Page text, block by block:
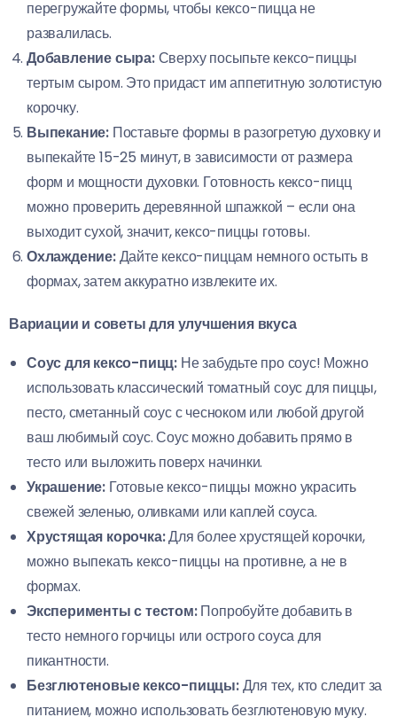
перегружайте формы, чтобы кексо-пицца не
развалилась.
Добавление сыра:Сверху посыпьте кексо-пиццы
тертым сыром. Это придаст им аппетитную золотистую
корочку.
Выпекание: Поставьте формы в разогретую духовку и
выпекайте 15-25 минут, в зависимости от размера
форм и мощности духовки. Готовность кексо-пицц
можно проверить деревянной шпажкой – если она
выходит сухой, значит, кексо-пиццы готовы.
Охлаждение:Дайте кексо-пиццам немного остыть в
формах, затем аккуратно извлеките их.
Вариации и советы для улучшения вкуса
Соус для кексо-пицц: Не забудьте про соус! Можно
использовать классический томатный соус для пиццы,
песто, сметанный соус с чесноком или любой другой
ваш любимый соус. Соус можно добавить прямо в
тесто или выложить поверх начинки.
Украшение: Готовые кексо-пиццы можно украсить
свежей зеленью, оливками или каплей соуса.
Хрустящая корочка:Для более хрустящей корочки,
можно выпекать кексо-пиццы на противне, а не в
формах.
Эксперименты с тестом:Попробуйте добавить в
тесто немного горчицы или острого соуса для
пикантности.
Безглютеновые кексо-пиццы:Для тех, кто следит за
питанием, можно использовать безглютеновую муку.